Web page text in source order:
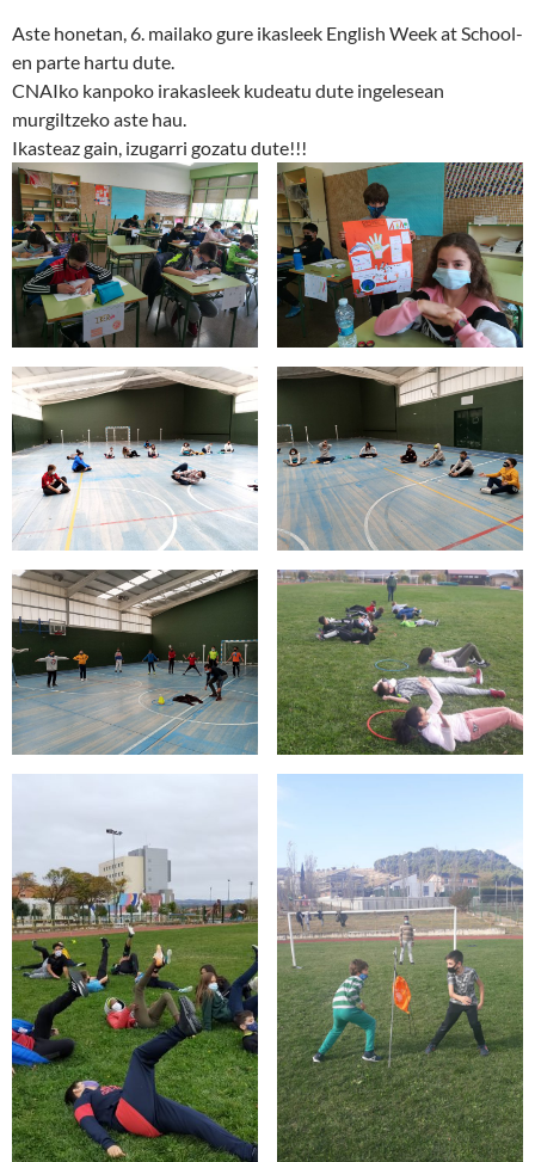
Aste honetan, 6. mailako gure ikasleek English Week at School-
en parte hartu dute.
CNAIko kanpoko irakasleek kudeatu dute ingelesean
murgiltzeko aste hau.
Ikasteaz gain, izugarri gozatu dute!!!